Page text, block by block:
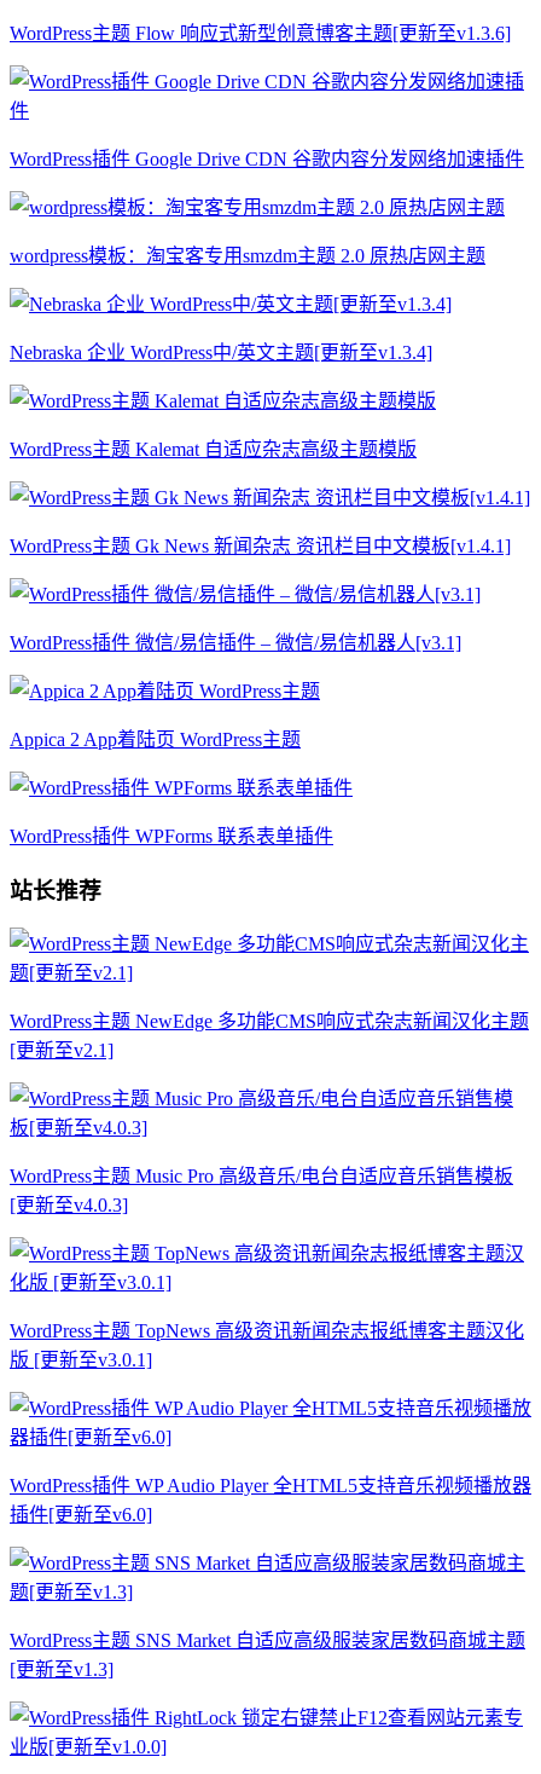
WordPress主题 Flow 响应式新型创意博客主题[更新至v1.3.6]
WordPress插件 Google Drive CDN 谷歌内容分发网络加速插件
wordpress模板：淘宝客专用smzdm主题 2.0 原热店网主题
Nebraska 企业 WordPress中/英文主题[更新至v1.3.4]
WordPress主题 Kalemat 自适应杂志高级主题模版
WordPress主题 Gk News 新闻杂志 资讯栏目中文模板[v1.4.1]
WordPress插件 微信/易信插件 – 微信/易信机器人[v3.1]
Appica 2 App着陆页 WordPress主题
WordPress插件 WPForms 联系表单插件
站长推荐
WordPress主题 NewEdge 多功能CMS响应式杂志新闻汉化主题
[更新至v2.1]
WordPress主题 Music Pro 高级音乐/电台自适应音乐销售模板
[更新至v4.0.3]
WordPress主题 TopNews 高级资讯新闻杂志报纸博客主题汉化
版 [更新至v3.0.1]
WordPress插件 WP Audio Player 全HTML5支持音乐视频播放器
插件[更新至v6.0]
WordPress主题 SNS Market 自适应高级服装家居数码商城主题
[更新至v1.3]